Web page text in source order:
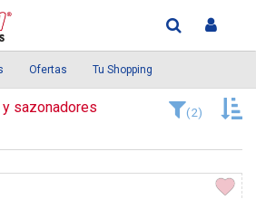
Ofertas Tu Shopping
sazonadores (2)